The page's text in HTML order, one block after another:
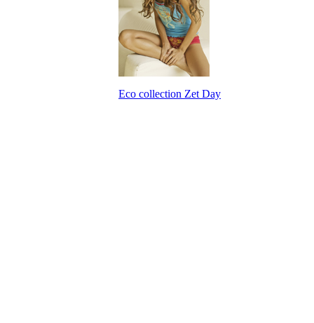
Eco collection Zet Day